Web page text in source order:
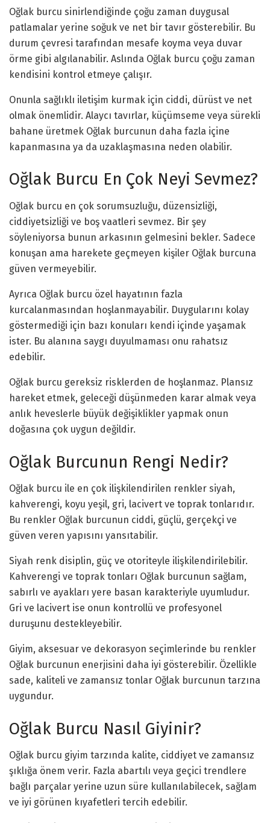
Oğlak burcu sinirlendiğinde çoğu zaman duygusal
patlamalar yerine soğuk ve net bir tavır gösterebilir. Bu
durum çevresi tarafından mesafe koyma veya duvar
örme gibi algılanabilir. Aslında Oğlak burcu çoğu zaman
kendisini kontrol etmeye çalışır.
Onunla sağlıklı iletişim kurmak için ciddi, dürüst ve net
olmak önemlidir. Alaycı tavırlar, küçümseme veya sürekli
bahane üretmek Oğlak burcunun daha fazla içine
kapanmasına ya da uzaklaşmasına neden olabilir.
Oğlak Burcu En Çok Neyi Sevmez?
Oğlak burcu en çok sorumsuzluğu, düzensizliği,
ciddiyetsizliği ve boş vaatleri sevmez. Bir şey
söyleniyorsa bunun arkasının gelmesini bekler. Sadece
konuşan ama harekete geçmeyen kişiler Oğlak burcuna
güven vermeyebilir.
Ayrıca Oğlak burcu özel hayatının fazla
kurcalanmasından hoşlanmayabilir. Duygularını kolay
göstermediği için bazı konuları kendi içinde yaşamak
ister. Bu alanına saygı duyulmaması onu rahatsız
edebilir.
Oğlak burcu gereksiz risklerden de hoşlanmaz. Plansız
hareket etmek, geleceği düşünmeden karar almak veya
anlık heveslerle büyük değişiklikler yapmak onun
doğasına çok uygun değildir.
Oğlak Burcunun Rengi Nedir?
Oğlak burcu ile en çok ilişkilendirilen renkler siyah,
kahverengi, koyu yeşil, gri, lacivert ve toprak tonlarıdır.
Bu renkler Oğlak burcunun ciddi, güçlü, gerçekçi ve
güven veren yapısını yansıtabilir.
Siyah renk disiplin, güç ve otoriteyle ilişkilendirilebilir.
Kahverengi ve toprak tonları Oğlak burcunun sağlam,
sabırlı ve ayakları yere basan karakteriyle uyumludur.
Gri ve lacivert ise onun kontrollü ve profesyonel
duruşunu destekleyebilir.
Giyim, aksesuar ve dekorasyon seçimlerinde bu renkler
Oğlak burcunun enerjisini daha iyi gösterebilir. Özellikle
sade, kaliteli ve zamansız tonlar Oğlak burcunun tarzına
uygundur.
Oğlak Burcu Nasıl Giyinir?
Oğlak burcu giyim tarzında kalite, ciddiyet ve zamansız
şıklığa önem verir. Fazla abartılı veya geçici trendlere
bağlı parçalar yerine uzun süre kullanılabilecek, sağlam
ve iyi görünen kıyafetleri tercih edebilir.